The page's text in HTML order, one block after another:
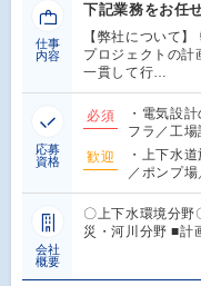
仕事
内容
下記業務をお任
【弊社について
プロジェクトの計
一貫して行…
応募
資格
必須
・電気設
フラ／工
歓迎
・上下水
／ポンプ
会社
概要
〇上下水環境分野
災・河川分野 ■